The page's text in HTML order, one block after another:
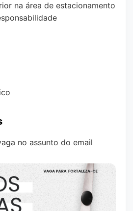
na área de estacionamento
no assunto do email